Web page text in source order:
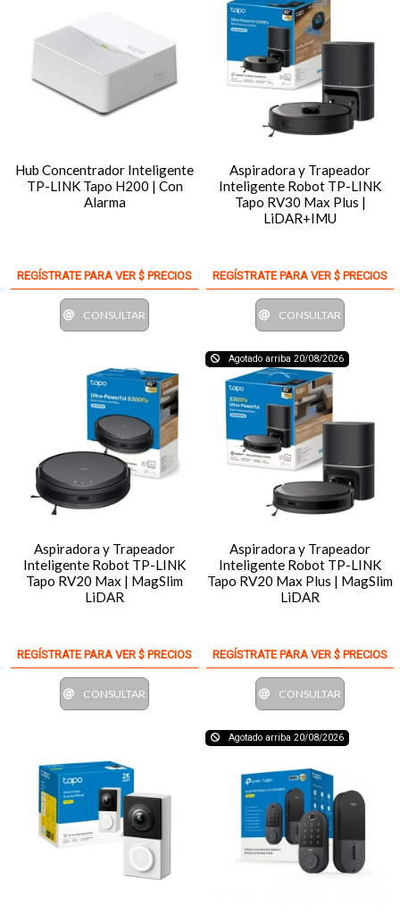
Hub Concentrador Inteligente
TP-LINK Tapo H200 | Con
Alarma
REGÍSTRATE PARA VER $ PRECIOS
CONSULTAR
Aspiradora y Trapeador
Inteligente Robot TP-LINK
Tapo RV30 Max Plus |
LiDAR+IMU
REGÍSTRATE PARA VER $ PRECIOS
CONSULTAR
Aspiradora y Trapeador
Inteligente Robot TP-LINK
Tapo RV20 Max | MagSlim
LiDAR
REGÍSTRATE PARA VER $ PRECIOS
CONSULTAR
Agotado arriba 20/08/2026
Aspiradora y Trapeador
Inteligente Robot TP-LINK
Tapo RV20 Max Plus | MagSlim
LiDAR
REGÍSTRATE PARA VER $ PRECIOS
CONSULTAR
Agotado arriba 20/08/2026